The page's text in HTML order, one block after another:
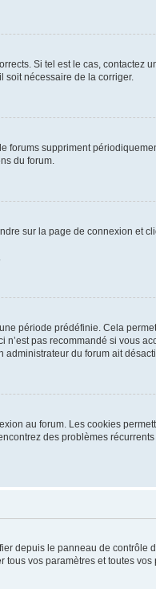
Si tel est le cas, contactez
soit nécessaire de la corriger.
forums suppriment
du forum.
sur la page de connexion et
période prédéfinie. Cela
pas recommandé si vous
du forum ait
au forum. Les cookies
des problèmes
depuis le panneau de contrôle
vos paramètres et toutes vos